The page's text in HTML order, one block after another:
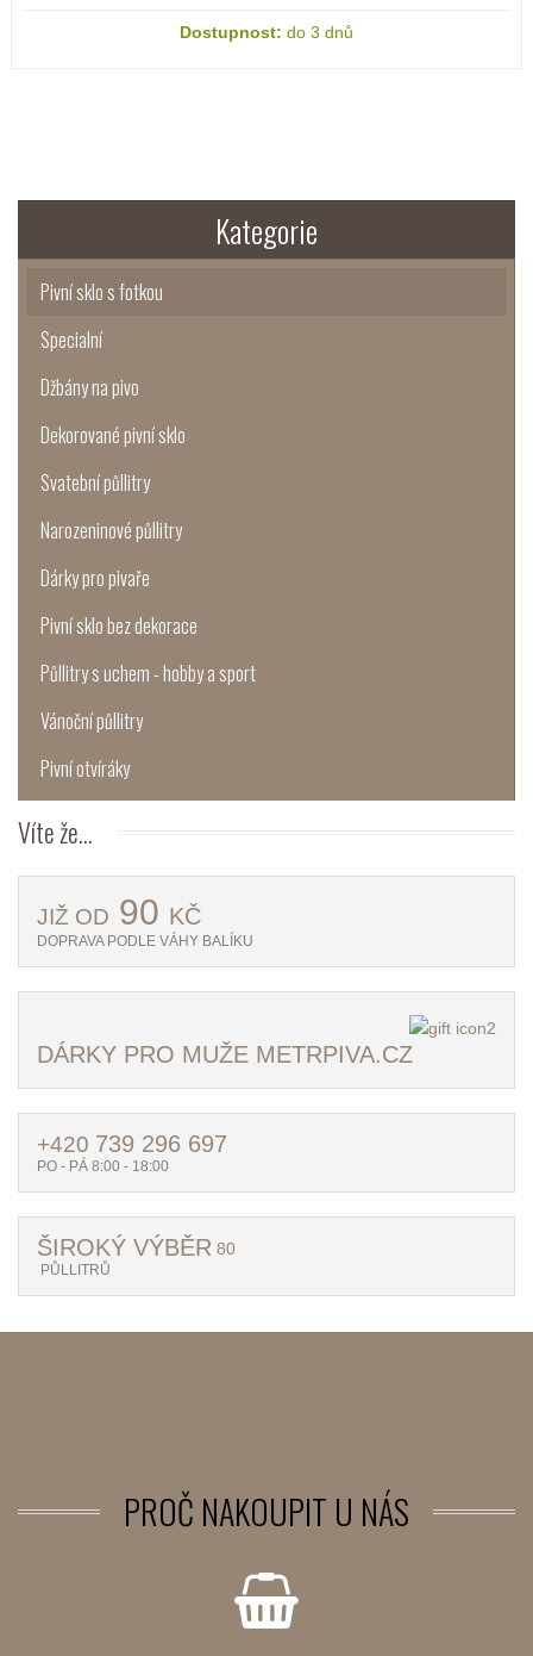
Dostupnost: do 3 dnů
Kategorie
Pivní sklo s fotkou
Specialní
Džbány na pivo
Dekorované pivní sklo
Svatební půllitry
Narozeninové půllitry
Dárky pro pivaře
Pivní sklo bez dekorace
Půllitry s uchem - hobby a sport
Vánoční půllitry
Pivní otvíráky
Víteže...
JIŽ OD 90 KČ
DOPRAVA PODLE VÁHY BALÍKU
DÁRKY PRO MUŽE METRPIVA.CZ
+420 739 296 697
PO - PÁ 8:00 - 18:00
ŠIROKÝ VÝBĚR 80
PŮLLITRŮ
PROČ NAKOUPIT U NÁS